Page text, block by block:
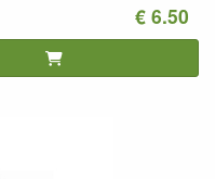
€ 6.50